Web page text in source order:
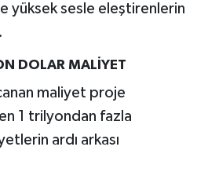
yüksek sesle eleştirenlerin
DOLAR MALİYET
maliyet proje
1 trilyondan fazla
ardı arkası